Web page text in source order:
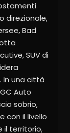
direzionale,
Bad
SUV di
In una città
Auto
sobrio,
con il livello
il territorio,